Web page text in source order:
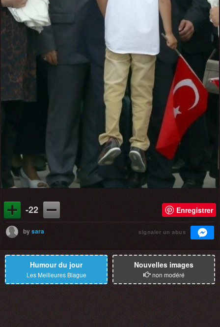
-22 Enregistrer
bysara signaler un abus
Humour du jour
Les Meilleures Blague
Nouvelles images
non modéré